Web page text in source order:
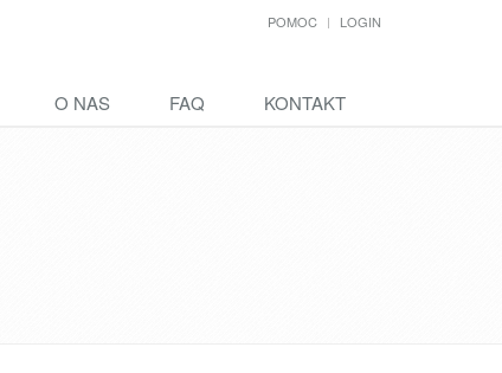
POMOC LOGIN
O NAS FAQ KONTAKT